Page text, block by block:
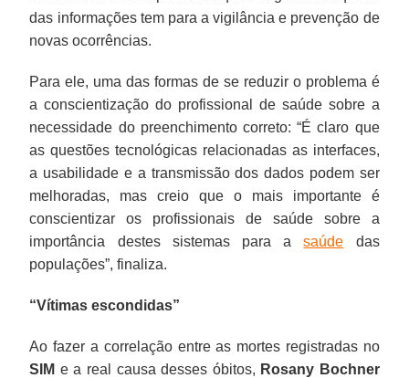
das informações tem para a vigilância e prevenção de
novas ocorrências.
Para ele, uma das formas de se reduzir o problema é
a conscientização do profissional de saúde sobre a
necessidade do preenchimento correto: “É claro que
as questões tecnológicas relacionadas as interfaces,
a usabilidade e a transmissão dos dados podem ser
melhoradas, mas creio que o mais importante é
conscientizar os profissionais de saúde sobre a
importância destes sistemas para asaúde das
populações”, finaliza.
“Vítimas escondidas”
Ao fazer a correlação entre as mortes registradas no
SIM e a real causa desses óbitos, Rosany Bochner